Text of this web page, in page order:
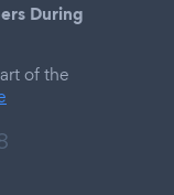
During
of the